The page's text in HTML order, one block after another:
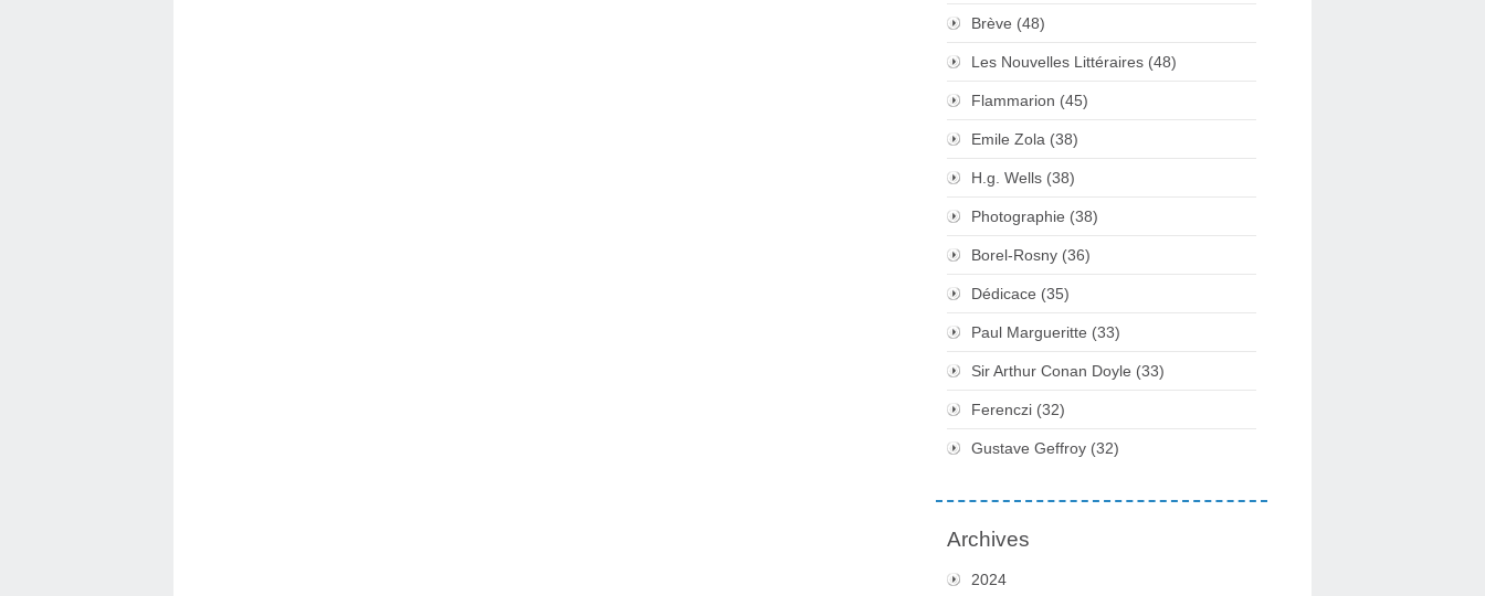
Brève (48)
Les Nouvelles Littéraires (48)
Flammarion (45)
Emile Zola (38)
H.g. Wells (38)
Photographie (38)
Borel-Rosny (36)
Dédicace (35)
Paul Margueritte (33)
Sir Arthur Conan Doyle (33)
Ferenczi (32)
Gustave Geffroy (32)
Archives
2024